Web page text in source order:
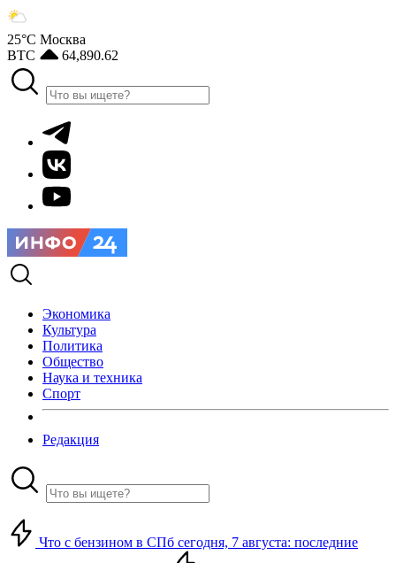
25°С Москва
BTC
64,890.62
Экономика
Культура
Политика
Общество
Наука и техника
Спорт
Редакция
Что с бензином в СПб сегодня, 7 августа: последние